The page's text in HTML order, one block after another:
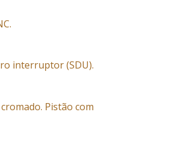
interruptor (SDU).
Pistão com